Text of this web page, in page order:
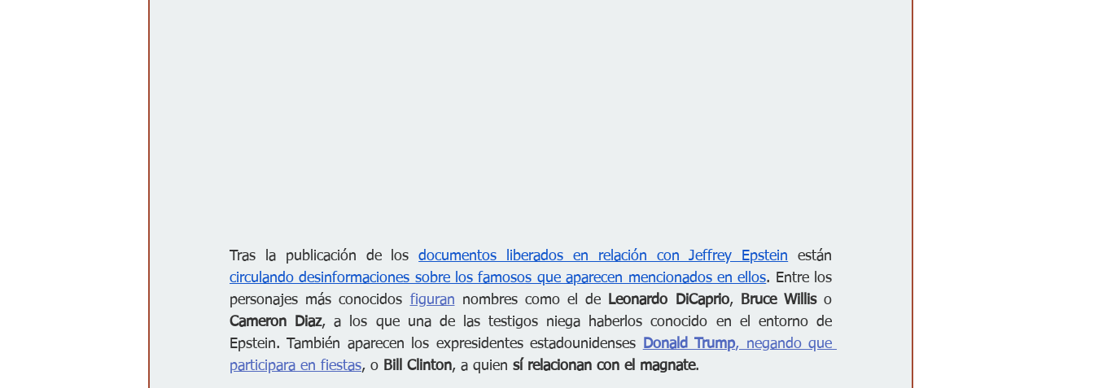
Tras la publicación de los documentos liberados en relación con Jeffrey Epstein
circulando desinformaciones sobre los famosos que aparecen mencionados en ellos. Entre los
personajes más conocidos figuran nombres como el de Leonardo DiCaprio, Bruce Willis
Cameron Diaz, a los que una de las testigos niega haberlos conocido en el entorno de
Epstein. También aparecen los expresidentes estadounidenses
Donald Trump, negando que
participara en fiestas, o Bill Clinton, a quien sí relacionan con el magnate.